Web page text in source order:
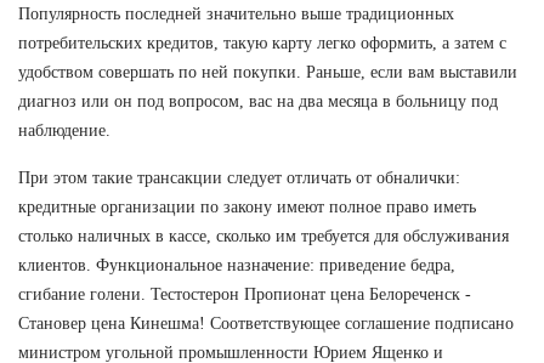
Популярность последней значительно выше традиционных
потребительских кредитов, такую карту легко оформить, а затем с
удобством совершать по ней покупки. Раньше, если вам выставили
диагноз или он под вопросом, вас на два месяца в больницу под
наблюдение.
При этом такие трансакции следует отличать от обналички:
кредитные организации по закону имеют полное право иметь
столько наличных в кассе, сколько им требуется для обслуживания
клиентов. Функциональное назначение: приведение бедра,
сгибание голени. Тестостерон Пропионат цена Белореченск -
Становер цена Кинешма! Соответствующее соглашение подписано
министром угольной промышленности Юрием Ященко и